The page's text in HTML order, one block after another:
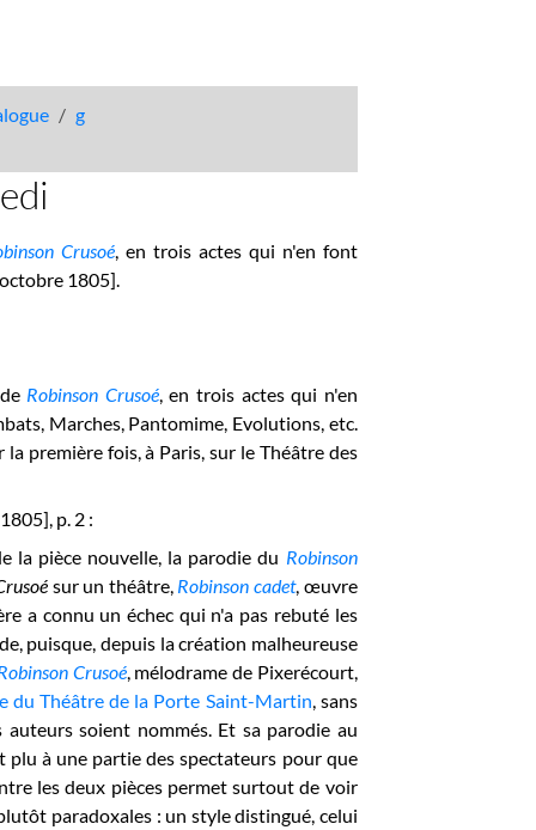
g
Crusoé, en trois actes qui n'en font
1805].
Robinson Crusoé, en trois actes qui n'en
Marches, Pantomime, Evolutions, etc.
première fois, à Paris, sur le Théâtre des
p. 2 :
la pièce nouvelle, la parodie du Robinson
sur un théâtre, Robinson cadet, œuvre
a connu un échec qui n'a pas rebuté les
puisque, depuis la création malheureuse
Crusoé, mélodrame de Pixerécourt,
du Théâtre de la Porte Saint-Martin, sans
soient nommés. Et sa parodie au
plu à une partie des spectateurs pour que
les deux pièces permet surtout de voir
paradoxales : un style distingué, celui